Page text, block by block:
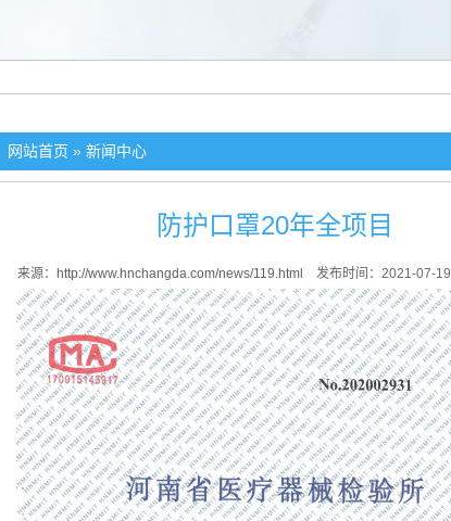
网站首页 » 新闻中心
防护口罩20年全项目
来源： http://www.hnchangda.com/news/119.html 发布时间：2021-07-19